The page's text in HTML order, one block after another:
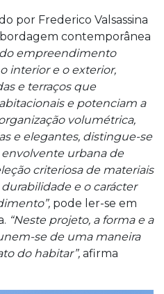
por Frederico Valsassina
contemporânea
empreendimento
interior e o exterior,
e terraços que
e potenciam a
volumétrica,
e elegantes, distingue-se
urbana de
criteriosa de materiais
e o carácter
pode ler-se em
“Neste projeto, a forma e a
se de uma maneira
do habitar”, afirma